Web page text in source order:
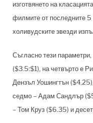
изготвянето на
филмите от последните 5
холивудските звезди
Съгласно тези
($3.5:$1), на четвърто е
Дензъл Уошингтън
седмо – Адам Сандлър
– Том Круз ($6.35) и